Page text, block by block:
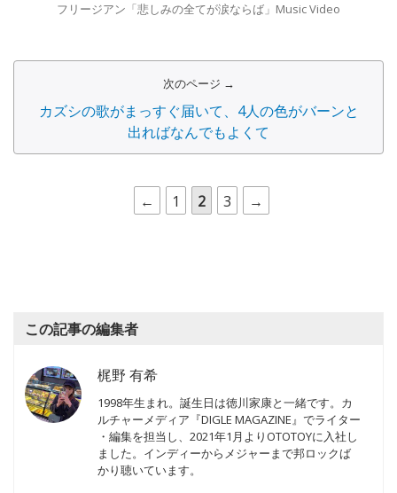
フリージアン「悲しみの全てが涙ならば」Music Video
次のページ →
カズシの歌がまっすぐ届いて、4人の色がバーンと
出ればなんでもよくて
← 1 2 3 →
この記事の編集者
梶野 有希
1998年生まれ。誕生日は徳川家康と一緒です。カ
ルチャーメディア『DIGLE MAGAZINE』でライター
・編集を担当し、2021年1月よりOTOTOYに入社し
ました。インディーからメジャーまで邦ロックば
かり聴いています。